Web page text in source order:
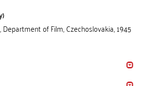
of Film, Czechoslovakia, 1945